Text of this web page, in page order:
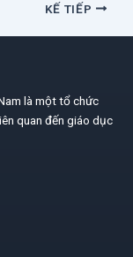
KẾ TIẾP
là một tổ chức
quan đến giáo dục